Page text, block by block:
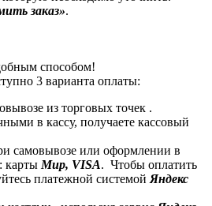
заказ».
способом!
3 варианта оплаты:
из торговых точек .
в кассу, получаете кассовый
самовывозе или оформлении в
карты Mир, VISA. Чтобы оплатить
платежной системой Яндекс